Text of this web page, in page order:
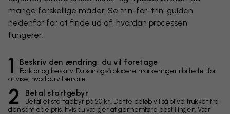
mange forskellige måder. Se trin-for-trin-guiden
nedenfor for at finde ud af, hvordan processen
fungerer.
1 Beskriv den ændring, du vil foretage
Forklar og beskriv. Du kan også placere markeringer i billedet for
at vise, hvad du vil ændre.
2 Betal startgebyr
Betal et startgebyr på 50 kr.. Dette beløb vil så blive trukket fra
den samlede pris, hvis du vælger at gennemføre bestillingen. Vær